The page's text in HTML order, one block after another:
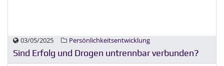
03/05/2025 Persönlichkeitsentwicklung
Sind Erfolg und Drogen untrennbar verbunden?